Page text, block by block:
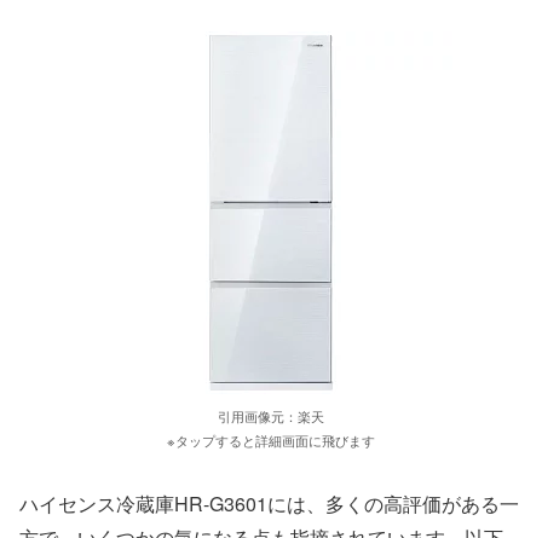
引用画像元：楽天
※タップすると詳細画面に飛びます
ハイセンス冷蔵庫HR-G3601には、多くの高評価がある一